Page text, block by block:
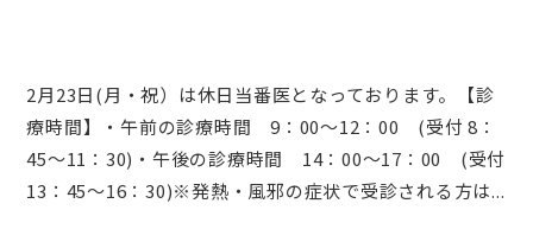
2月23日(月・祝）は休日当番医となっております。【診
療時間】・午前の診療時間 9：00～12：00 (受付 8：
45～11：30)・午後の診療時間 14：00～17：00 (受付
13：45～16：30)※発熱・風邪の症状で受診される方は...